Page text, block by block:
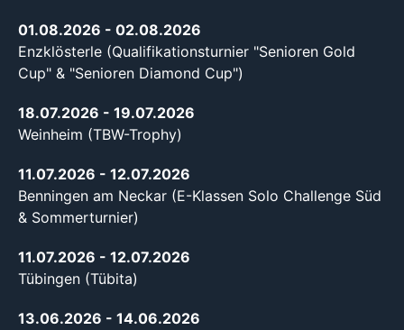
01.08.2026 - 02.08.2026
Enzklösterle (Qualifikationsturnier "Senioren Gold
Cup" & "Senioren Diamond Cup")
18.07.2026 - 19.07.2026
Weinheim (TBW-Trophy)
11.07.2026 - 12.07.2026
Benningen am Neckar (E-Klassen Solo Challenge Süd
& Sommerturnier)
11.07.2026 - 12.07.2026
Tübingen (Tübita)
13.06.2026 - 14.06.2026